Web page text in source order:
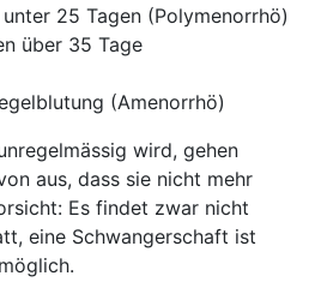
25 Tagen (Polymenorrhö)
über 35 Tage
(Amenorrhö)
wird, gehen
aus, dass sie nicht mehr
Es findet zwar nicht
eine Schwangerschaft ist